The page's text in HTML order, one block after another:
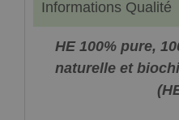
Informations Qualité
HE 100% pure,
naturelle et